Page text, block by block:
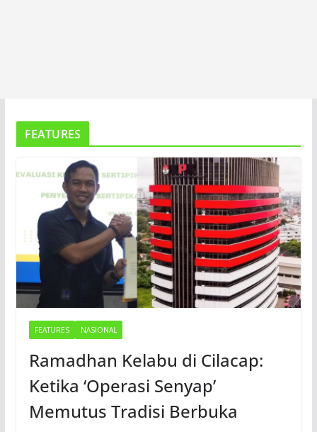
FEATURES
FEATURES NASIONAL
Ramadhan Kelabu di Cilacap:
Ketika ‘Operasi Senyap’
Memutus Tradisi Berbuka